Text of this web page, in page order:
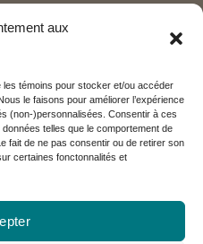
aux
les témoins pour stocker et/ou accéder
le faisons pour améliorer l’expérience
(non-)personnalisées. Consentir à ces
telles que le comportement de
fait de ne pas consentir ou de retirer son
certaines fonctonnalités et